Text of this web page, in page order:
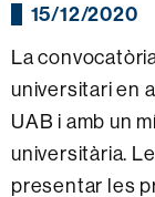
15/12/2020
La
universitari en
UAB i amb un
universitària.
presentar les